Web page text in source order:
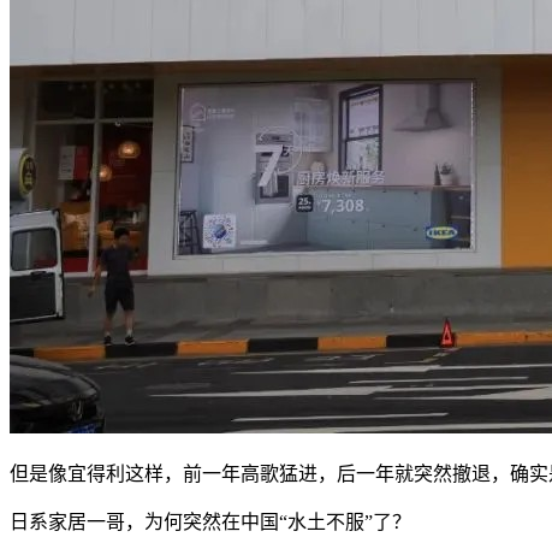
但是像宜得利这样，前一年高歌猛进，后一年就突然撤退，确实
日系家居一哥，为何突然在中国“水土不服”了？